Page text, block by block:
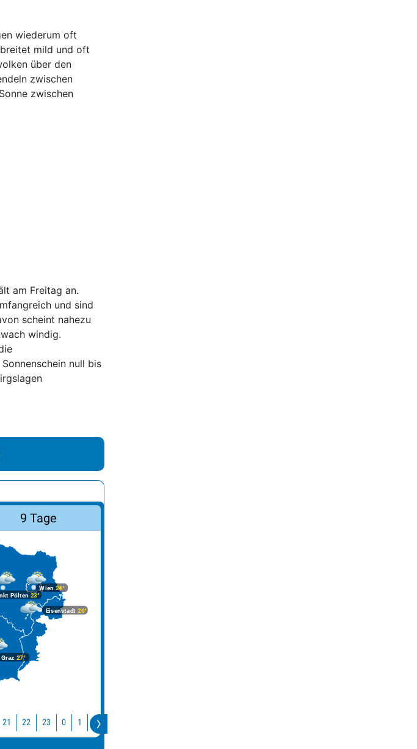
wiederum oft
mild und oft
über den
zwischen
zwischen
am Freitag an.
und sind
scheint nahezu
windig.
null bis
9 Tage
Graz 27°
Wien 24°
Eisenstadt 26°
Pölten 23°
21 22 23 0 1 2